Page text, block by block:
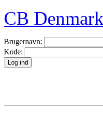
CB
Brugernavn:
Kode: